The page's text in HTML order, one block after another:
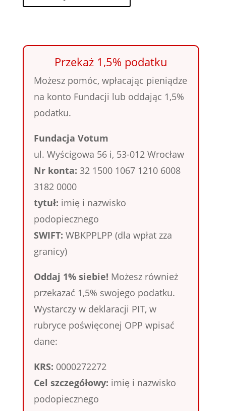
Przekaż 1,5% podatku
Możesz pomóc, wpłacając pieniądze
na konto Fundacji lub oddając 1,5%
podatku.
Fundacja Votum
ul. Wyścigowa 56 i, 53-012 Wrocław
Nr konta: 32 1500 1067 1210 6008
3182 0000
tytuł: imię i nazwisko
podopiecznego
SWIFT: WBKPPLPP (dla wpłat zza
granicy)
Oddaj 1% siebie! Możesz również
przekazać 1,5% swojego podatku.
Wystarczy w deklaracji PIT, w
rubryce poświęconej OPP wpisać
dane:
KRS: 0000272272
Cel szczegółowy: imię i nazwisko
podopiecznego